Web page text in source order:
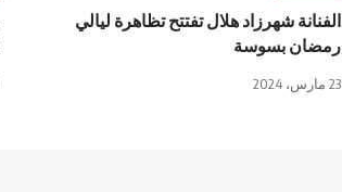
الفنانة شهرزاد هلال تفتتح تظاهرة ليالي
رمضان بسوسة
23 مارس، 2024